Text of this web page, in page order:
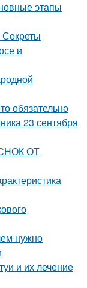
этапы
Секреты
и
обязательно
23 сентября
ОТ
нужно
и их лечение